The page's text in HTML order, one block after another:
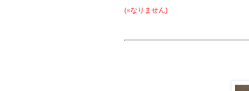
(※なりません)